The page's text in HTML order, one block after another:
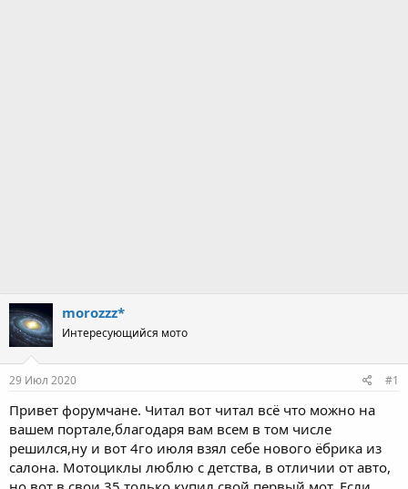
morozzz*
Интересующийся мото
29 Июл 2020 #1
Привет форумчане. Читал вот читал всё что можно на
вашем портале,благодаря вам всем в том числе
решился,ну и вот 4го июля взял себе нового ёбрика из
салона. Мотоциклы люблю с детства, в отличии от авто,